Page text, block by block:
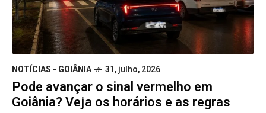
NOTÍCIAS - GOIÂNIA 31, julho, 2026
Pode avançar o sinal vermelho em
Goiânia? Veja os horários e as regras